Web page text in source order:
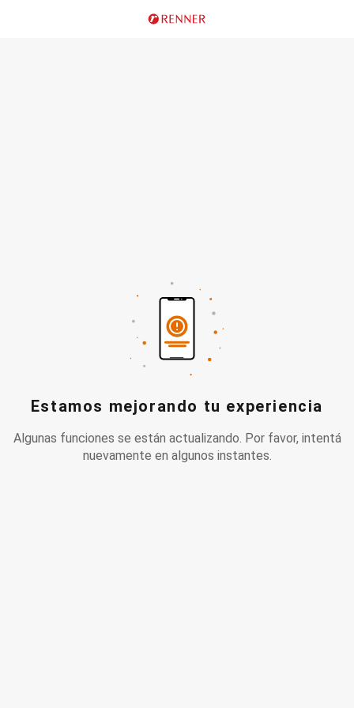
Estamos mejorando tu experiencia
Algunas funciones se están actualizando. Por favor, intentá
nuevamente en algunos instantes.